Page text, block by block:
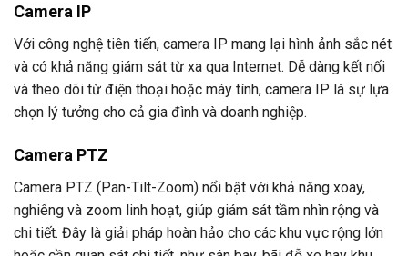
Camera IP
Với công nghệ tiên tiến, camera IP mang lại hình ảnh sắc nét
và có khả năng giám sát từ xa qua Internet. Dễ dàng kết nối
và theo dõi từ điện thoại hoặc máy tính, camera IP là sự lựa
chọn lý tưởng cho cả gia đình và doanh nghiệp.
Camera PTZ
Camera PTZ (Pan-Tilt-Zoom) nổi bật với khả năng xoay,
nghiêng và zoom linh hoạt, giúp giám sát tầm nhìn rộng và
chi tiết. Đây là giải pháp hoàn hảo cho các khu vực rộng lớn